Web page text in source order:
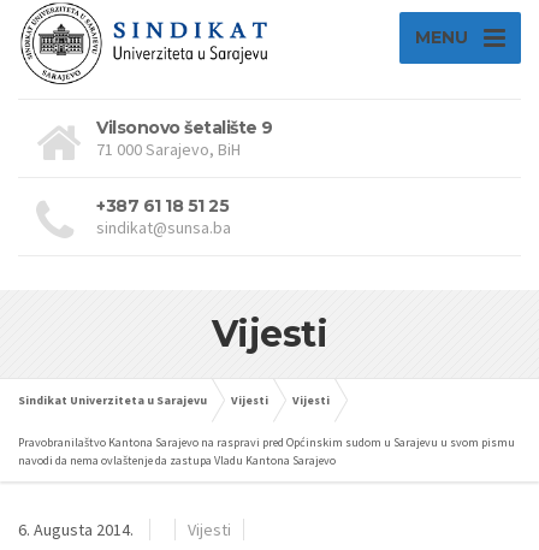
MENU
Vilsonovo šetalište 9
71 000 Sarajevo, BiH
+387 61 18 51 25
sindikat@sunsa.ba
Vijesti
Sindikat Univerziteta u Sarajevu Vijesti Vijesti
Pravobranilaštvo Kantona Sarajevo na raspravi pred Općinskim sudom u Sarajevu u svom pismu
navodi da nema ovlaštenje da zastupa Vladu Kantona Sarajevo
6. Augusta 2014. Vijesti